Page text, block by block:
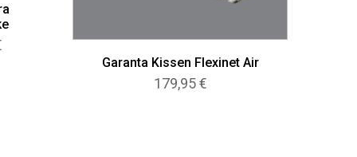
Preisspanne:
Garanta Kissen Flexinet Air
179,95€